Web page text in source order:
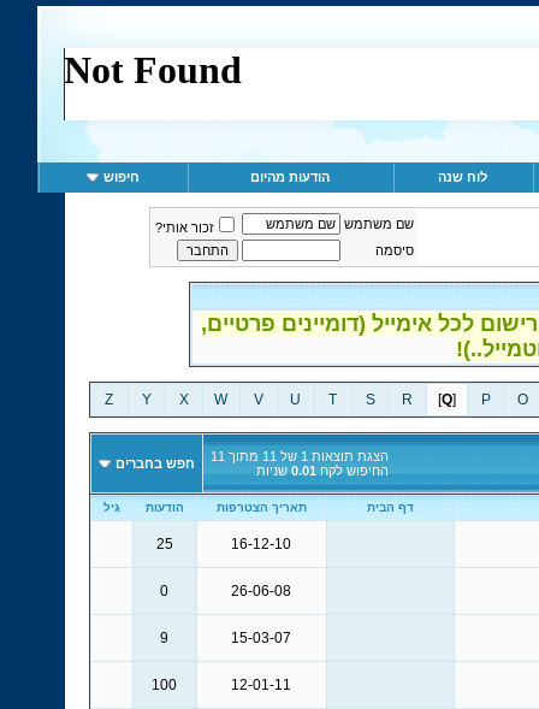
לוח שנה הודעות מהיום חיפוש
שם משתמש
זכור אותי?
סיסמה
לכל אימייל (דומיינים פרטיים,
O
P
[
Q
]
R
S
T
U
V
W
X
Y
Z
הצגת תוצאות 1 של 11 מתוך 11
החיפוש לקח 0.01 שניות. חפש בחברים
דף הבית תאריך הצטרפות הודעות גיל
16-12-10
25
26-06-08
0
15-03-07
9
12-01-11
100